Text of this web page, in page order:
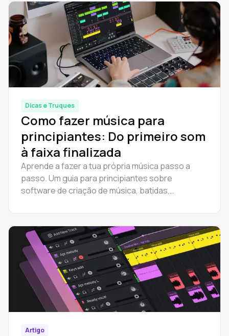
produtores de todos os níveis.
Dicas e Truques
Como fazer música para
principiantes: Do primeiro som
à faixa finalizada
Aprende a fazer a tua própria música passo a
passo. Um guia para principiantes sobre
software de criação de música, batidas,
Artigo